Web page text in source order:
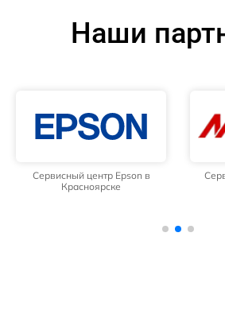
Наши
Сервисный центр Epson в
Красноярске